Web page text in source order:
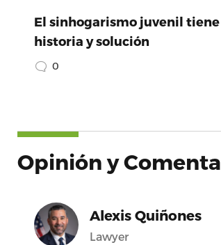
El sinhogarismo juvenil
historia y solución
0
Opinión y
Alexis Quiñones
Lawyer